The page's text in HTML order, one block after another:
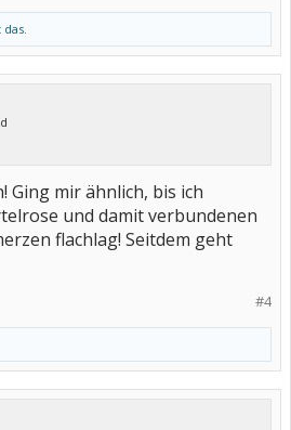
Ging mir ähnlich, bis ich
und damit verbundenen
flachlag! Seitdem geht
#4